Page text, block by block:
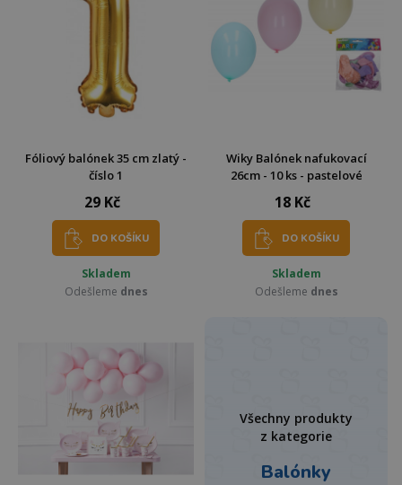
Fóliový balónek 35 cm zlatý -
číslo 1
29 Kč
DO KOŠÍKU
Skladem
Odešleme dnes
Wiky Balónek nafukovací
26cm - 10 ks - pastelové
18 Kč
DO KOŠÍKU
Skladem
Odešleme dnes
Všechny produkty
z kategorie
Balónky